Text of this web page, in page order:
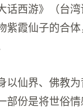
话西游》（台
紫霞仙子的合
以仙界、佛教
部份是将世俗